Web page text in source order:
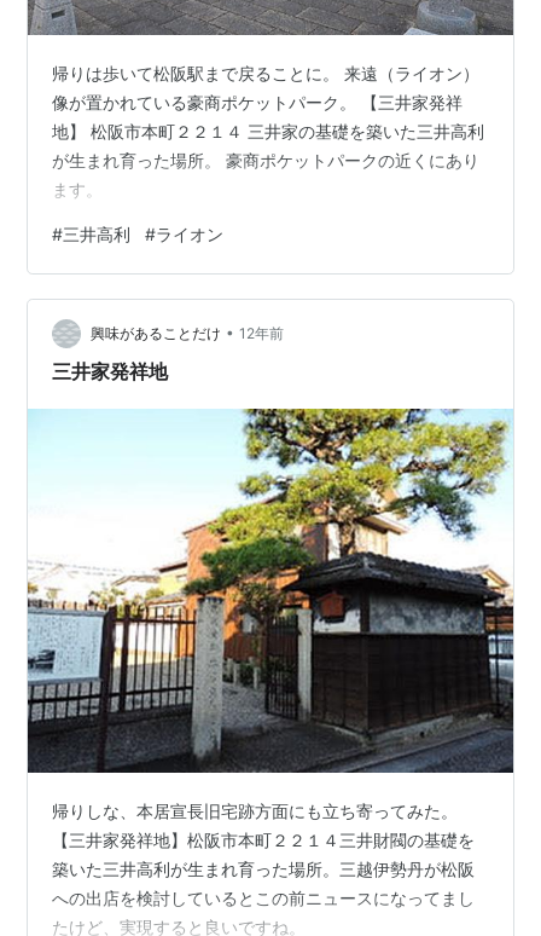
帰りは歩いて松阪駅まで戻ることに。 来遠（ライオン）
像が置かれている豪商ポケットパーク。 【三井家発祥
地】 松阪市本町２２１４ 三井家の基礎を築いた三井高利
が生まれ育った場所。 豪商ポケットパークの近くにあり
ます。
#三井高利 #ライオン
興味があることだけ • 12年前
三井家発祥地
帰りしな、本居宣長旧宅跡方面にも立ち寄ってみた。
【三井家発祥地】松阪市本町２２１４三井財閥の基礎を
築いた三井高利が生まれ育った場所。三越伊勢丹が松阪
への出店を検討しているとこの前ニュースになってまし
たけど、実現すると良いですね。